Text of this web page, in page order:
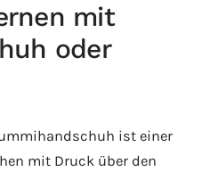
mit
oder
ist einer
mit Druck über den